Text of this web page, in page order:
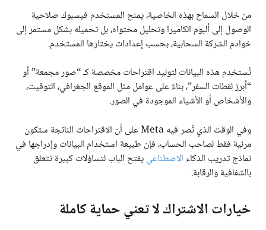
من خلال السماح بهذه الخاصية، يمنح المستخدم فيسبوك صلاحية
الوصول إلى ألبوم الكاميرا وتحليل محتواه، بل تحميله بشكل مستمر إلى
خوادم الشركة السحابية، بحسب إعدادات يختارها المستخدم.
تُستخدم هذه البيانات لتوليد اقتراحات مخصصة كـ “صور مجمعة” أو
“أبرز لقطات السفر”، بناءً على عوامل مثل الموقع الجغرافي، التوقيت،
والأشخاص أو الأشياء الموجودة في الصور.
وفي الوقت الذي تُصر فيه Meta على أن الاقتراحات الناتجة ستكون
مرئية فقط لصاحب الحساب، فإن طبيعة استخدام البيانات وإدراجها في
نماذج تدريب الذكاء الاصطناعييفتح الباب لتساؤلات كبيرة تتعلق
بالشفافية والرقابة.
خيارات الاشتراك لا تعني حماية كاملة